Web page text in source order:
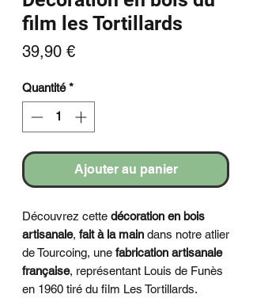
film les Tortillards
39,90 €Prix
Quantité *
Ajouter au panier
Découvrez cette décoration en bois
artisanale, fait à la main dans notre atlier
de Tourcoing, une fabrication artisanale
française, représentant Louis de Funès
en 1960 tiré du film Les Tortillards.